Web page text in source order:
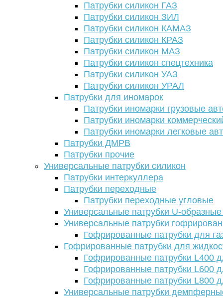
Патрубки силикон ГАЗ
Патрубки силикон ЗИЛ
Патрубки силикон КАМАЗ
Патрубки силикон КРАЗ
Патрубки силикон МАЗ
Патрубки силикон спецтехника
Патрубки силикон УАЗ
Патрубки силикон УРАЛ
Патрубки для иномарок
Патрубки иномарки грузовые
Патрубки иномарки
Патрубки иномарки легковые
Патрубки ДМРВ
Патрубки прочие
Универсальные патрубки силикон
Патрубки интеркуллера
Патрубки переходные
Патрубки переходные угловые
Универсальные патрубки U-
Универсальные патрубки
Гофрированные патрубки для
Гофрированные патрубки для
Гофрированные патрубки L400
Гофрированные патрубки L600
Гофрированные патрубки L800
Универсальные патрубки